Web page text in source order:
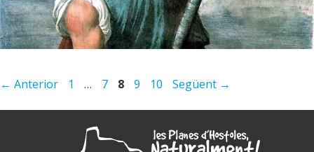
← Anterior Pàgina
1 … Pàgina
7 Pàgina
8 Pàgina
9 Pàgina
10 Següent →